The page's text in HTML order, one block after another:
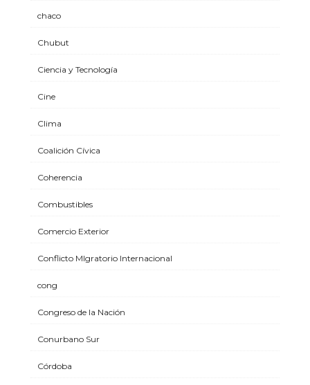
chaco
Chubut
Ciencia y Tecnología
Cine
Clima
Coalición Cívica
Coherencia
Combustibles
Comercio Exterior
Conflicto MIgratorio Internacional
cong
Congreso de la Nación
Conurbano Sur
Córdoba